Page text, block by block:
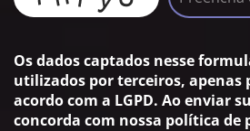
Os dados captados nesse
utilizados por terceiros, apenas
acordo com a LGPD. Ao enviar
concorda com nossa política de